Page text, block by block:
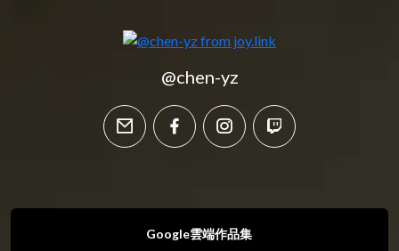
@chen-yz
email facebookinstagramtwitch
Google雲端作品集